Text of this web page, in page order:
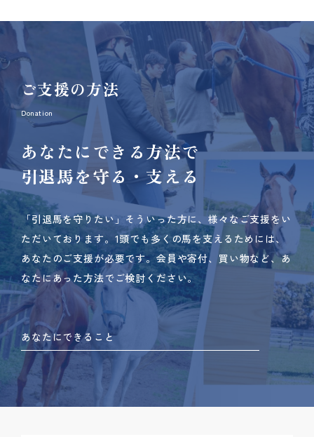
ご支援の方法
Donation
あなたにできる方法で
引退馬を守る・支える
「引退馬を守りたい」そういった方に、様々なご支援をい
ただいております。 1頭でも多くの馬を支えるためには、
あなたのご支援が必要です。 会員や寄付、買い物など、あ
なたにあった方法でご検討ください。
あなたにできること